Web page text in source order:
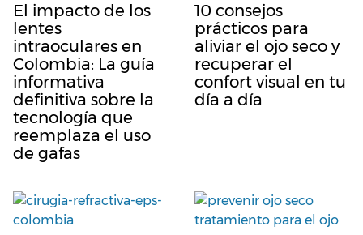
El impacto de los
lentes
intraoculares en
Colombia: La guía
informativa
definitiva sobre la
tecnología que
reemplaza el uso
de gafas
10 consejos
prácticos para
aliviar el ojo seco y
recuperar el
confort visual en tu
día a día